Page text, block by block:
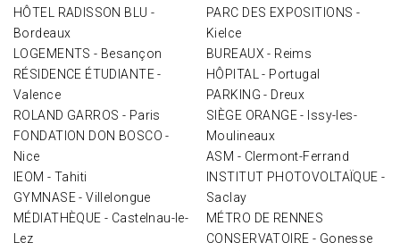
HÔTEL RADISSON BLU -
Bordeaux
LOGEMENTS - Besançon
RÉSIDENCE ÉTUDIANTE -
Valence
ROLAND GARROS - Paris
FONDATION DON BOSCO -
Nice
IEOM - Tahiti
GYMNASE - Villelongue
MÉDIATHÈQUE - Castelnau-le-
Lez
PARC DES EXPOSITIONS -
Kielce
BUREAUX - Reims
HÔPITAL - Portugal
PARKING - Dreux
SIÈGE ORANGE - Issy-les-
Moulineaux
ASM - Clermont-Ferrand
INSTITUT PHOTOVOLTAÏQUE -
Saclay
MÉTRO DE RENNES
CONSERVATOIRE - Gonesse